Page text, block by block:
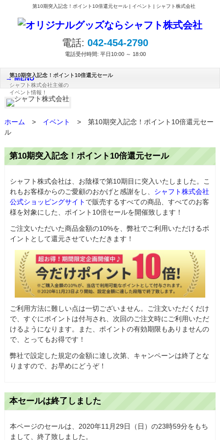
第10期突入記念！ポイント10倍還元セール | イベント | シャフト株式会社
電話: 042-454-2790
電話受付時間: 平日10:00 ～ 18:00
MENU
第10期突入記念！ポイント10倍還元セール
シャフト株式会社主催の
イベント情報！
ホーム > イベント >
第10期突入記念！ポイント10倍還元セー
ル
第10期突入記念！ポイント10倍還元セール
シャフト株式会社は、お陰様で第10期目に突入いたしました。こ
れもお客様からのご愛顧のおかげと感謝をし、 シャフト株式会社
公式ショッピングサイト で販売するすべての商品、すべてのお客
様を対象にした、ポイント10倍セールを開催致します！
ご注文いただいた商品金額の10%を、弊社でご利用いただけるポ
イントとして還元させていただきます！
ご利用方法に難しい点は一切ございません。ご注文いただくだけ
で、すぐにポイントは付与され、次回のご注文時にご利用いただ
けるようになります。また、ポイントの有効期限もありませんの
で、とってもお得です！
弊社で設定した規定の金額に達し次第、キャンペーンは終了とな
りますので、お早めにどうぞ！
本セールは終了しました
本ページのセールは、2020年11月29日（日）の23時59分をもち
まして、終了致しました。